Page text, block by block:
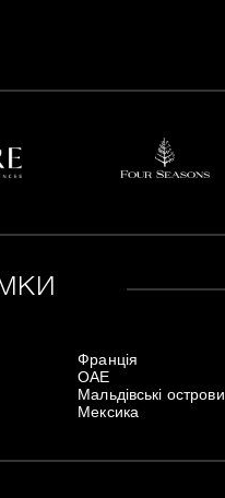
Франція
ОАЕ
Мальдівські острови
Мексика